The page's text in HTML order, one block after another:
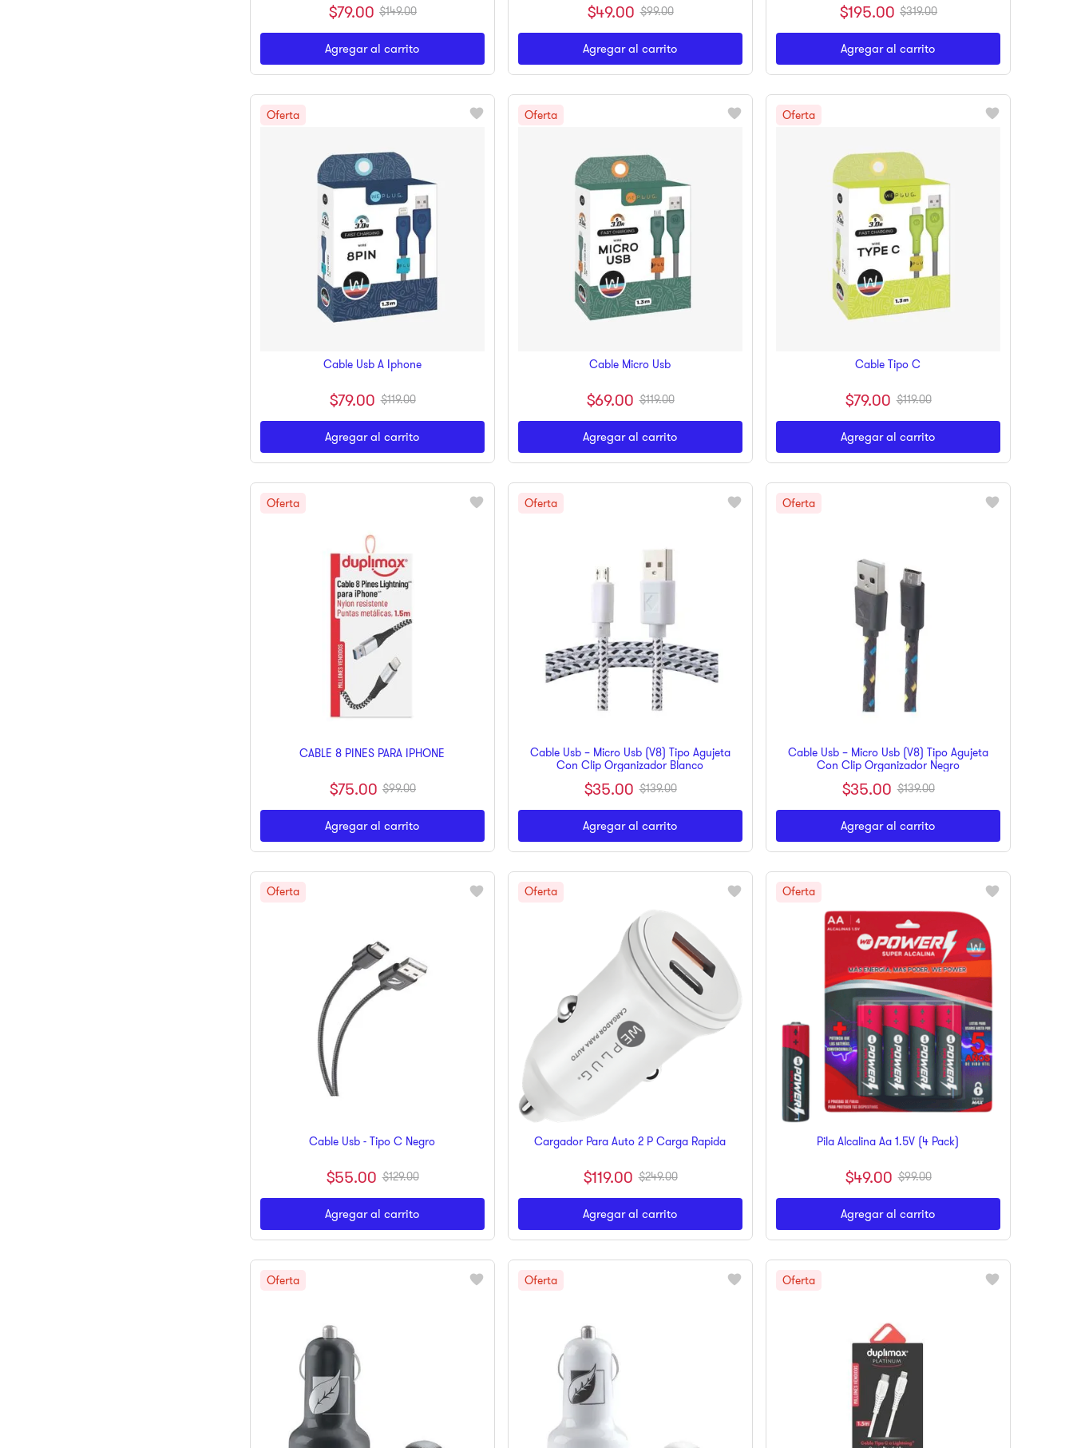
$79.00 $149.00
Agregar al carrito
$49.00 $99.00
Agregar al carrito
$195.00 $319.00
Agregar al carrito
Cable Usb A Iphone
$79.00 $119.00
Agregar al carrito
Cable Micro Usb
$69.00 $119.00
Agregar al carrito
Cable Tipo C
$79.00 $119.00
Agregar al carrito
CABLE 8 PINES PARA IPHONE
$75.00 $99.00
Agregar al carrito
Cable Usb – Micro Usb (V8) Tipo Agujeta
Con Clip Organizador Blanco
$35.00 $139.00
Agregar al carrito
Cable Usb – Micro Usb (V8) Tipo Agujeta
Con Clip Organizador Negro
$35.00 $139.00
Agregar al carrito
Cable Usb - Tipo C Negro
$55.00 $129.00
Agregar al carrito
Cargador Para Auto 2 P Carga Rapida
$119.00 $249.00
Agregar al carrito
Pila Alcalina Aa 1.5V (4 Pack)
$49.00 $99.00
Agregar al carrito